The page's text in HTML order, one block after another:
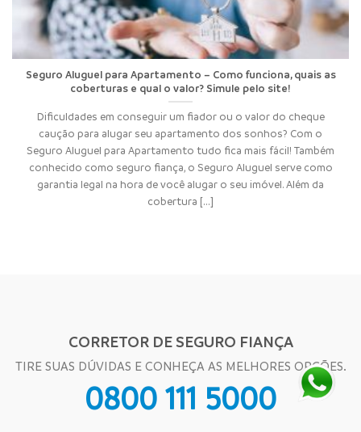
Seguro Aluguel para Apartamento – Como funciona, quais as
coberturas e qual o valor? Simule pelo site!
Dificuldades em conseguir um fiador ou o valor do cheque
caução para alugar seu apartamento dos sonhos? Com o
Seguro Aluguel para Apartamento tudo fica mais fácil! Também
conhecido como seguro fiança, o Seguro Aluguel serve como
garantia legal na hora de você alugar o seu imóvel. Além da
cobertura [...]
CORRETOR DE SEGURO FIANÇA
TIRE SUAS DÚVIDAS E CONHEÇA AS MELHORES OPÇÕES.
0800 111 5000